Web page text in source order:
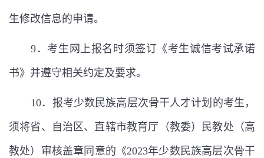
生修改信息的申请。
9 ．考生网上报名时须签订《考生诚信考试承诺
书》并遵守相关约定及要求。
10．报考少数民族高层次骨干人才计划的考生，
须将省、自治区、直辖市教育厅（教委）民教处（高
教处）审核盖章同意的《2023年少数民族高层次骨干